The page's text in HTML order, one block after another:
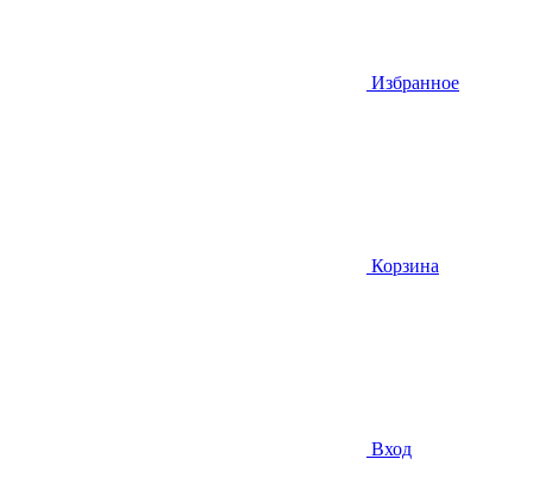
Избранное
Корзина
Вход